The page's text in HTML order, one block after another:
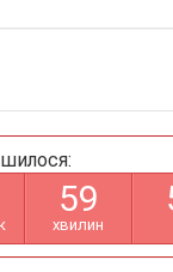
59
хвилин